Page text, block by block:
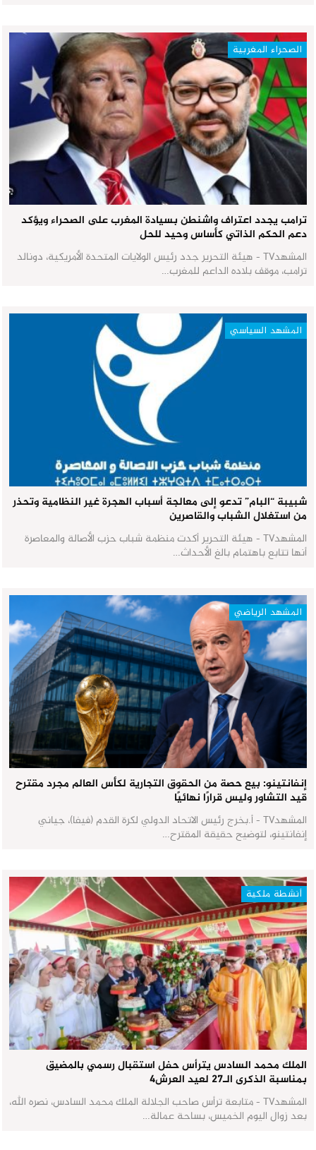
الصحراء المغربية
ترامب يجدد اعتراف واشنطن بسيادة المغرب على الصحراء ويؤكد
دعم الحكم الذاتي كأساس وحيد للحل
المشهدTV - هيئة التحرير جدد رئيس الولايات المتحدة الأمريكية، دونالد
ترامب، موقف بلاده الداعم للمغرب…
المشهد السياسي
شبيبة “البام” تدعو إلى معالجة أسباب الهجرة غير النظامية وتحذر
من استغلال الشباب والقاصرين
المشهدTV - هيئة التحرير أكدت منظمة شباب حزب الأصالة والمعاصرة
أنها تتابع باهتمام بالغ الأحداث…
المشهد الرياضي
إنفانتينو: بيع حصة من الحقوق التجارية لكأس العالم مجرد مقترح
قيد التشاور وليس قرارًا نهائيًا
المشهدTV - أ.بخرج رئيس الاتحاد الدولي لكرة القدم (فيفا)، جياني
إنفانتينو، لتوضيح حقيقة المقترح…
أنشطة ملكية
الملك محمد السادس يترأس حفل استقبال رسمي بالمضيق
بمناسبة الذكرى الـ27 لعيد العرش٤
المشهدTV - متابعة ترأس صاحب الجلالة الملك محمد السادس، نصره الله،
بعد زوال اليوم الخميس، بساحة عمالة…